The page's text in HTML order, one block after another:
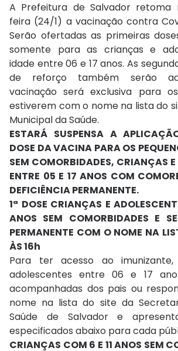
A Prefeitura de Salvador retoma
feira (24/1) a vacinação contra
Serão ofertadas as primeiras
somente para as crianças e
idade entre 06 e 17 anos. As
de reforço também serão
vacinação será exclusiva para
estiverem com o nome na lista do
Municipal da Saúde.
ESTARÁ SUSPENSA A
DOSE DA VACINA PARA OS
SEM COMORBIDADES, CRIANÇAS E
ENTRE 05 E 17 ANOS COM
DEFICIÊNCIA PERMANENTE.
1ª DOSE CRIANÇAS E
ANOS SEM COMORBIDADES E
PERMANENTE COM O NOME NA
ÀS 16h
Para ter acesso ao
adolescentes entre 06 e 17
acompanhadas dos pais ou
nome na lista do site da
Saúde de Salvador e
especificados abaixo para cada
CRIANÇAS COM 6 E 11 ANOS SEM